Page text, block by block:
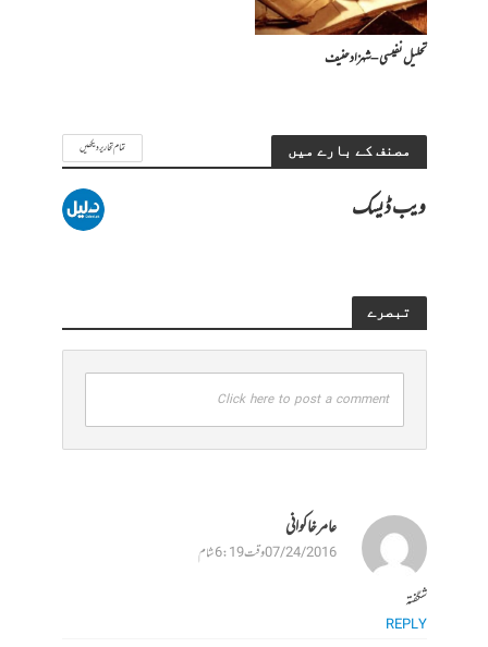
تحلیل نفیسی – شہزاد حنیف
مصنف کے بارے میں تمام تحاریر دیکھیں
ویب ڈیسک
تبصرے
Click here to post a comment
عامر خاکوانی
07/24/2016 وقت 6:19 شام
شگفتہ
REPLY